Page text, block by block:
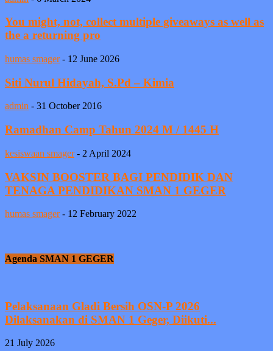
You might, not, collect multiple giveaways as well as
the a returning pro
humas smager - 12 June 2026
Siti Nurul Hidayah, S.Pd – Kimia
admin - 31 October 2016
Ramadhan Camp Tahun 2024 M / 1445 H
kesiswaan smager - 2 April 2024
VAKSIN BOOSTER BAGI PENDIDIK DAN
TENAGA PENDIDIKAN SMAN 1 GEGER
humas smager - 12 February 2022
Agenda SMAN 1 GEGER
Pelaksanaan Gladi Bersih OSN-P 2026
Dilaksanakan di SMAN 1 Geger, Diikuti...
21 July 2026